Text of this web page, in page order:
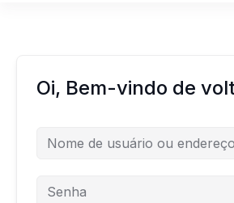
Oi, Bem-vindo de